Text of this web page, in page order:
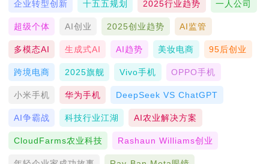
企业转型创新 十五五规划 2025行业趋势 一人公司
超级个体 AI创业 2025创业趋势 AI监管
多模态AI 生成式AI AI趋势 美妆电商 95后创业
跨境电商 2025旗舰 Vivo手机 OPPO手机
小米手机 华为手机 DeepSeek VS ChatGPT
AI争霸战 科技行业江湖 AI农业解决方案
CloudFarms农业科技 Rashaun Williams创业